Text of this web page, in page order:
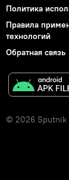
Политика
Правила
технологий
Обратная связь
© 2026 Sputnik